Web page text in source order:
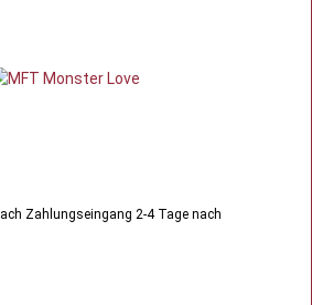
2-4 Tage nach